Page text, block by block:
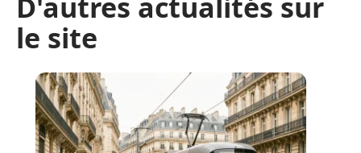
le site